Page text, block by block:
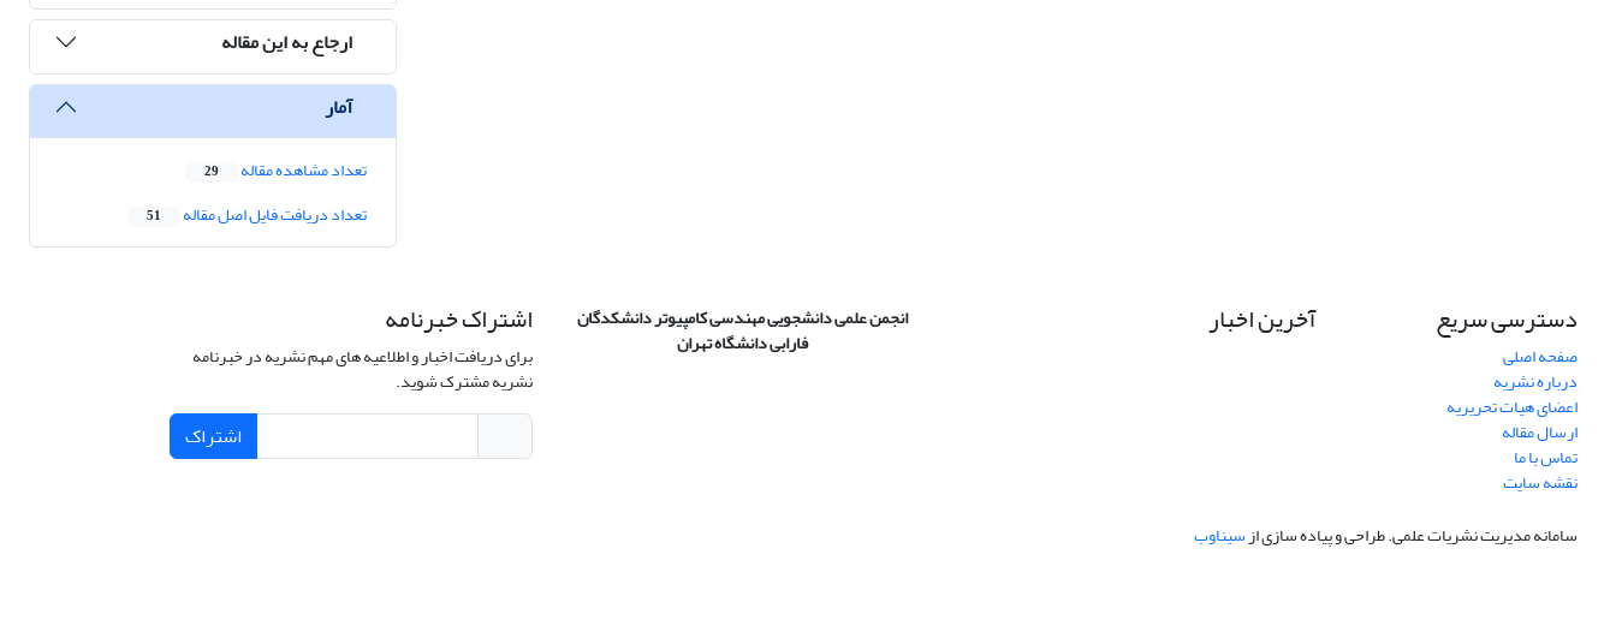
ارجاع به این مقاله
آمار
تعداد مشاهده مقاله 29
تعداد دریافت فایل اصل مقاله 51
دسترسی سریع
صفحه اصلی
درباره نشریه
اعضای هیات تحریریه
ارسال مقاله
تماس با ما
نقشه سایت
آخرین اخبار انجمن علمی دانشجویی مهندسی کامپیوتر دانشکدگان
فارابی دانشگاه تهران
اشتراک خبرنامه
برای دریافت اخبار و اطلاعیه های مهم نشریه در خبرنامه
نشریه مشترک شوید.
اشتراک
سامانه مدیریت نشریات علمی.طراحی و پیاده سازی ازسیناوب